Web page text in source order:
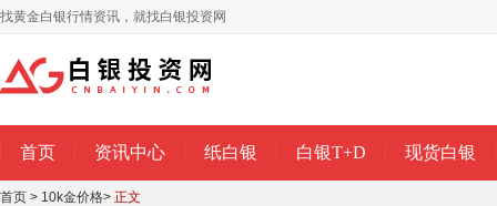
找黄金白银行情资讯，就找白银投资网
首页 资讯中心 纸白银 白银T+D 现货白银
首页 > 10k金价格> 正文